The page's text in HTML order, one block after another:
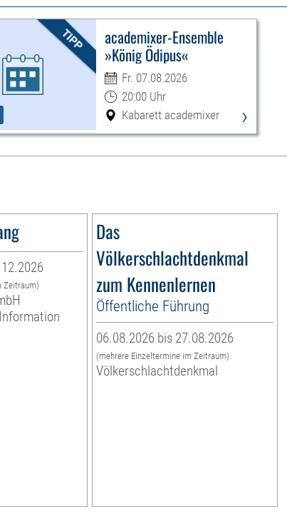
academixer-Ensemble
»König Ödipus«
Fr. 07.08.2026
20:00 Uhr
Kabarett academixer
›
Zeitraum)
Das
Völkerschlachtdenkmal
zum Kennenlernen
Öffentliche Führung
06.08.2026 bis 27.08.2026
(mehrere Einzeltermine im Zeitraum)
Völkerschlachtdenkmal